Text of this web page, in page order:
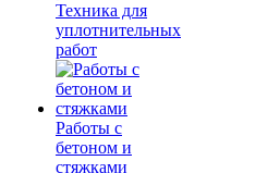
Техника для
уплотнительных
работ
Работы с
бетоном и
стяжками